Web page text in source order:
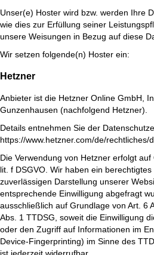
Unser(e) Hoster wird bzw. werden Ihre
wie dies zur Erfüllung seiner
unsere Weisungen in Bezug auf diese
Wir setzen folgende(n) Hoster ein:
Hetzner
Anbieter ist die Hetzner Online GmbH,
Gunzenhausen (nachfolgend Hetzner).
Details entnehmen Sie der
https://www.hetzner.com/de/rechtliches/
Die Verwendung von Hetzner erfolgt auf
lit. f DSGVO. Wir haben ein
zuverlässigen Darstellung unserer
entsprechende Einwilligung abgefragt
ausschließlich auf Grundlage von Art. 6
Abs. 1 TTDSG, soweit die Einwilligung
oder den Zugriff auf Informationen im
Device-Fingerprinting) im Sinne des
ist jederzeit widerrufbar.